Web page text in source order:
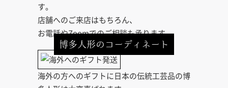
博多人形のコーディネート
す。
店舗へのご来店はもちろん、
お電話やZoomでのご相談も承ります。
海外の方へのギフトに日本の伝統工芸品の博